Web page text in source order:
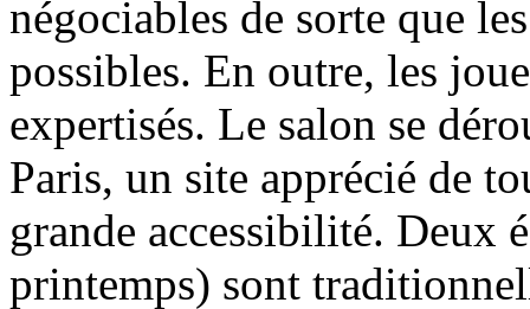
négociables de sorte que
possibles. En outre, les
expertisés. Le salon se
Paris, un site apprécié de
grande accessibilité. Deux
printemps) sont